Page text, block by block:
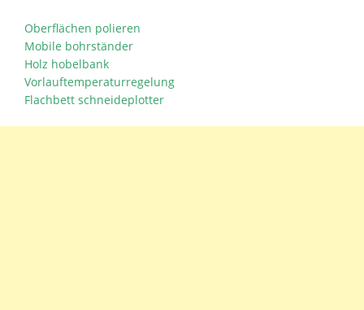
Oberflächen polieren
Mobile bohrständer
Holz hobelbank
Vorlauftemperaturregelung
Flachbett schneideplotter